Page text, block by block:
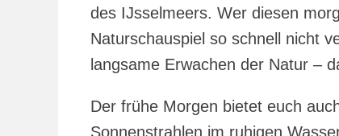
des IJsselmeers. Wer diesen
Naturschauspiel so schnell nicht
langsame Erwachen der Natur –
Der frühe Morgen bietet euch
Sonnenstrahlen im ruhigen